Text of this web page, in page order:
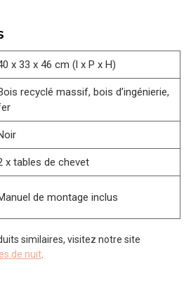
x 33 x 46 cm (l x P x H)
recyclé massif, bois d’ingénierie,
x tables de chevet
de montage inclus
similaires, visitez notre site
de nuit